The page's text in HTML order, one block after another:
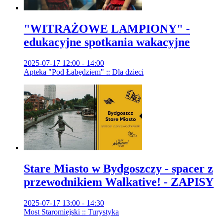
"WITRAŻOWE LAMPIONY" -
edukacyjne spotkania wakacyjne
2025-07-17 12:00 - 14:00
Apteka "Pod Łabędziem" :: Dla dzieci
Stare Miasto w Bydgoszczy - spacer z
przewodnikiem Walkative! - ZAPISY
2025-07-17 13:00 - 14:30
Most Staromiejski :: Turystyka